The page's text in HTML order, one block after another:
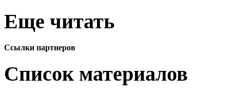
Еще читать
Ссылки партнеров
Список материалов